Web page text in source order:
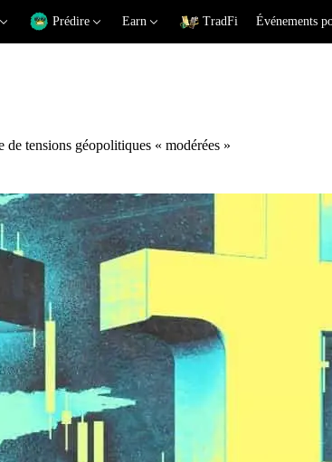
Prédire Earn TradFi Événements
tensions géopolitiques « modérées »